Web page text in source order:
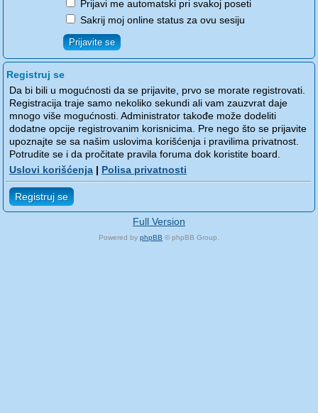
Prijavi me automatski pri svakoj poseti
Sakrij moj online status za ovu sesiju
Registruj se
Da bi bili u mogućnosti da se prijavite, prvo se morate registrovati.
Registracija traje samo nekoliko sekundi ali vam zauzvrat daje
mnogo više mogućnosti. Administrator takođe može dodeliti
dodatne opcije registrovanim korisnicima. Pre nego što se prijavite
upoznajte se sa našim uslovima korišćenja i pravilima privatnost.
Potrudite se i da pročitate pravila foruma dok koristite board.
Uslovi korišćenja | Polisa privatnosti
Registruj se
Full Version
Powered by phpBB © phpBB Group.